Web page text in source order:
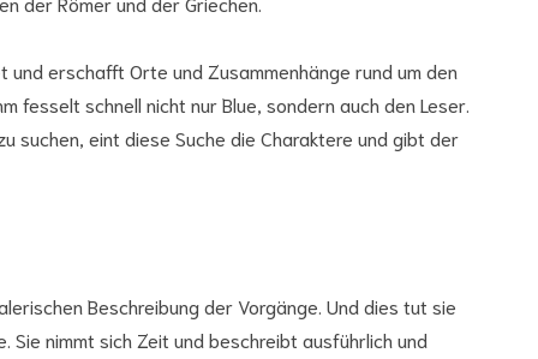
erschafft Orte und Zusammenhänge rund um den
fesselt schnell nicht nur Blue, sondern auch den Leser.
suchen, eint diese Suche die Charaktere und gibt der
Beschreibung der Vorgänge. Und dies tut sie
Sie nimmt sich Zeit und beschreibt ausführlich und